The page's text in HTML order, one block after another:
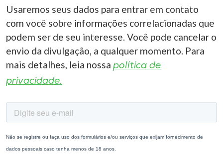
Usaremos seus dados para entrar em contato
com você sobre informações correlacionadas que
podem ser de seu interesse. Você pode cancelar o
envio da divulgação, a qualquer momento. Para
mais detalhes, leia nossa política de
privacidade.